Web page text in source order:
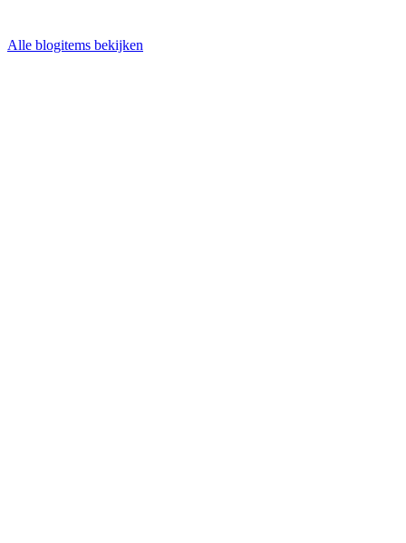
Alle blogitems bekijken